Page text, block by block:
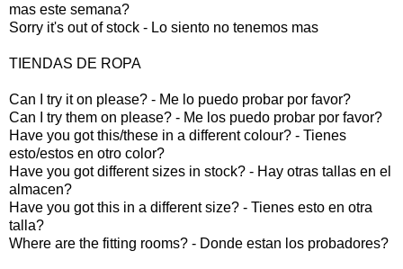
mas este semana?
Sorry it's out of stock - Lo siento no tenemos mas
TIENDAS DE ROPA
Can I try it on please? - Me lo puedo probar por favor?
Can I try them on please? - Me los puedo probar por favor?
Have you got this/these in a different colour? - Tienes
esto/estos en otro color?
Have you got different sizes in stock? - Hay otras tallas en el
almacen?
Have you got this in a different size? - Tienes esto en otra
talla?
Where are the fitting rooms? - Donde estan los probadores?